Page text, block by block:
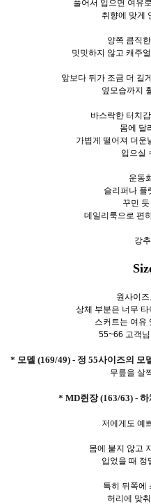
풀어서 입으면 여유
취향에 맞게
양쪽 큼직
밋밋하지 않고 캐주
앞보다 뒤가 조금 더 길
옆모습까지
바스락한 터치
몸에 달
가볍게 떨어져 더운
입으실
운동
슬리퍼나 플
꾸민
데일리룩으로 편
강
원사이즈
상체 부분은 너무
스커트는 여유
55~66 고객님
* 모델 (169/49) - 정 55사이즈의 모
무릎을 살
* MD쥔장 (163/63) -
저에게도 예
몸에 붙지 않고
입었을 때 정
특히 뒤쪽에
허리에 맞